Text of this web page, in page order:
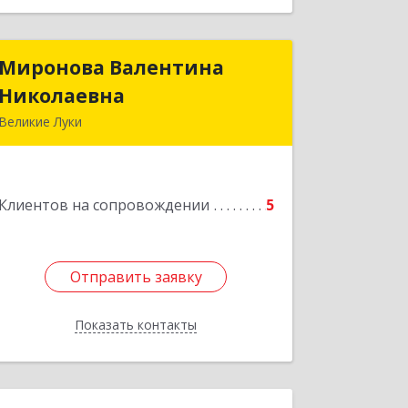
Миронова Валентина
Николаевна
Великие Луки
Клиентов на сопровождении 5
Отправить заявку
Показать контакты
Миронова Валентина
Отправить заявку
Назад